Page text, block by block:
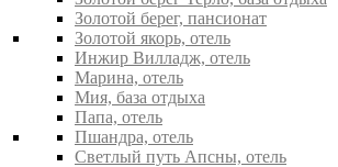
Золотой берег, пансионат
Золотой якорь, отель
Инжир Вилладж, отель
Марина, отель
Мия, база отдыха
Папа, отель
Пшандра, отель
Светлый путь Апсны, отель